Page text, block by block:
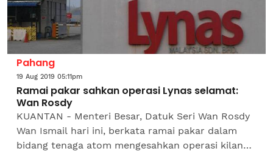
Pahang
19 Aug 2019 05:11pm
Ramai pakar sahkan operasi Lynas selamat:
Wan Rosdy
KUANTAN - Menteri Besar, Datuk Seri Wan Rosdy
Wan Ismail hari ini, berkata ramai pakar dalam
bidang tenaga atom mengesahkan operasi kilang